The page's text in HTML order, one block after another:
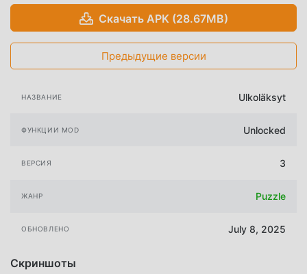
Скачать APK (28.67MB)
Предыдущие версии
НАЗВАНИЕ Ulkoläksyt
ФУНКЦИИ MOD Unlocked
ВЕРСИЯ 3
ЖАНР Puzzle
ОБНОВЛЕНО July 8, 2025
Скриншоты